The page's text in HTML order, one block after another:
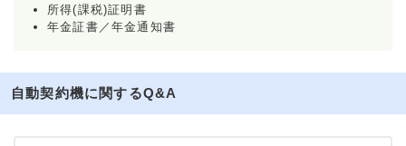
所得(課税)証明書
年金証書／年金通知書
自動契約機に関するQ&A